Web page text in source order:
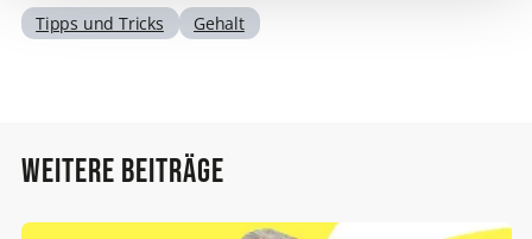
Tipps und Tricks
Gehalt
Weitere Beiträge